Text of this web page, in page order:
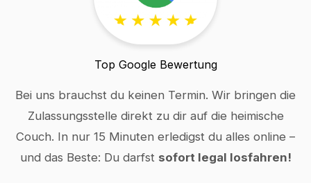
Top Google Bewertung
Bei uns brauchst du keinen Termin. Wir bringen die
Zulassungsstelle direkt zu dir auf die heimische
Couch. In nur 15 Minuten erledigst du alles online –
und das Beste: Du darfst sofort legal losfahren!